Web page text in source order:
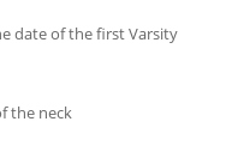
date of the first Varsity
the neck